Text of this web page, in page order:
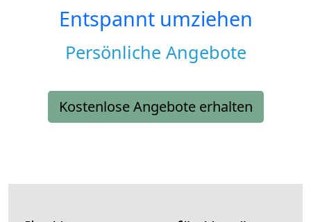
Entspannt umziehen
Persönliche Angebote
Kostenlose Angebote erhalten